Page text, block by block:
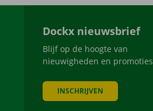
Dockx nieuwsbrief
Blijf op de hoogte van
nieuwigheden en promoties
INSCHRIJVEN